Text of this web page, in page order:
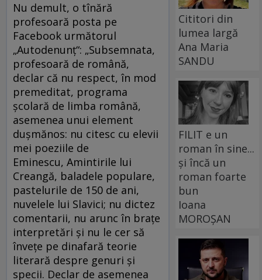
Nu demult, o tînără
profesoară posta pe
Facebook următorul
„Autodenunț“: „Subsemnata,
profesoară de română,
declar că nu respect, în mod
premeditat, programa
școlară de limba română,
asemenea unui element
dușmănos: nu citesc cu elevii
mei poeziile de
Eminescu, Amintirile lui
Creangă, baladele populare,
pastelurile de 150 de ani,
nuvelele lui Slavici; nu dictez
comentarii, nu arunc în brațe
interpretări și nu le cer să
învețe pe dinafară teorie
literară despre genuri și
specii. Declar de asemenea
Cititori din
lumea largă
Ana Maria
SANDU
FILIT e un
roman în sine...
și încă un
roman foarte
bun
Ioana
MOROȘAN